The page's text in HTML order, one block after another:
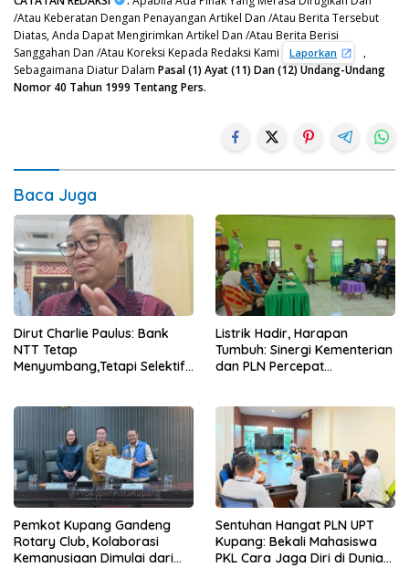
/Atau Keberatan Dengan Penayangan Artikel Dan /Atau Berita Tersebut
Diatas, Anda Dapat Mengirimkan Artikel Dan /Atau Berita Berisi
Sanggahan Dan /Atau Koreksi Kepada Redaksi Kami
Laporkan
,
Sebagaimana Diatur Dalam Pasal (1) Ayat (11) Dan (12) Undang-Undang
Nomor 40 Tahun 1999 Tentang Pers.
Baca Juga
Dirut Charlie Paulus: Bank
NTT Tetap
Menyumbang,Tetapi Selektif
Listrik Hadir, Harapan
Tumbuh: Sinergi Kementerian
dan PLN Percepat
Pemkot Kupang Gandeng
Rotary Club, Kolaborasi
Kemanusiaan Dimulai dari
Sentuhan Hangat PLN UPT
Kupang: Bekali Mahasiswa
PKL Cara Jaga Diri di Dunia